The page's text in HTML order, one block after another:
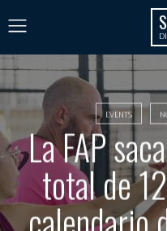
EVENTS
La FAP
total de